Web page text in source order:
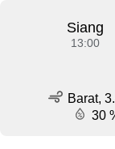
Siang
13:00
Barat,
30